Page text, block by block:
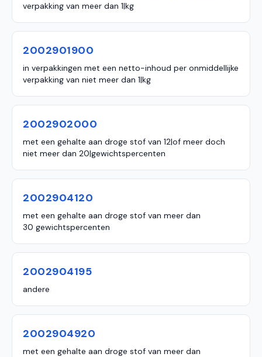
verpakking van meer dan 1|kg
2002901900
in verpakkingen met een netto-inhoud per onmiddellijke
verpakking van niet meer dan 1|kg
2002902000
met een gehalte aan droge stof van 12|of meer doch
niet meer dan 20|gewichtspercenten
2002904120
met een gehalte aan droge stof van meer dan
30 gewichtspercenten
2002904195
andere
2002904920
met een gehalte aan droge stof van meer dan